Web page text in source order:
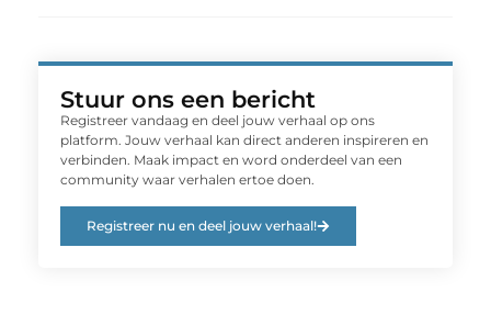
Stuur ons een bericht
Registreer vandaag en deel jouw verhaal op ons
platform. Jouw verhaal kan direct anderen inspireren en
verbinden. Maak impact en word onderdeel van een
community waar verhalen ertoe doen.
Registreer nu en deel jouw verhaal!